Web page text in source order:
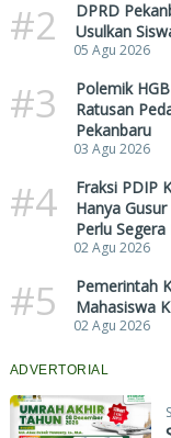
#2
DPRD
Usulkan
05 Agu 2026
#3
Polemik
Ratusan
Pekanbaru
03 Agu 2026
#4
Fraksi PDIP
Hanya
Perlu
02 Agu 2026
#5
Pemerintah
Mahasiswa
02 Agu 2026
ADVERTORIAL